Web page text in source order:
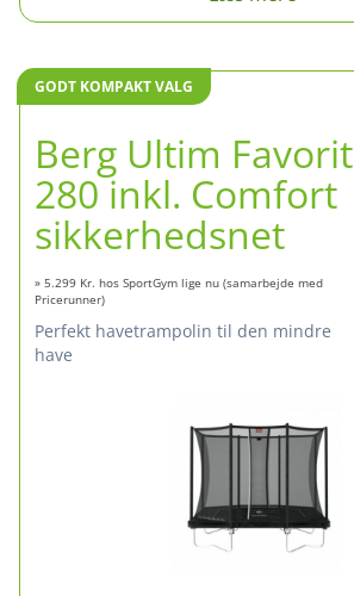
GODT KOMPAKT VALG
Berg Ultim Favorit
280 inkl. Comfort
sikkerhedsnet
» 5.299 Kr. hos SportGym lige nu (samarbejde med
Pricerunner)
perfekt havetrampolin til den mindre
have